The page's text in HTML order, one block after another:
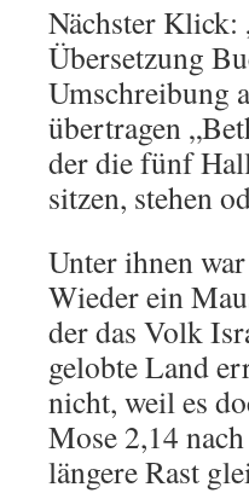
Nächster Klick:
Übersetzung
Umschreibung
übertragen
der die fünf
sitzen, stehen
Unter ihnen
Wieder ein
der das Volk
gelobte Land
nicht, weil es
Mose 2,14
längere Rast